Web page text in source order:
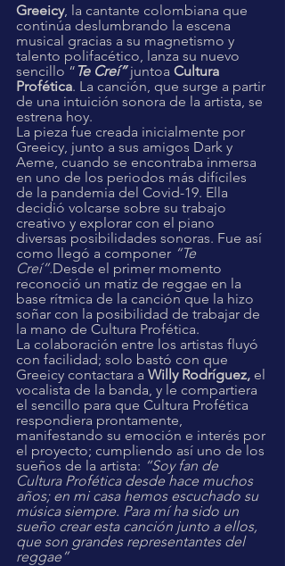
Greeicy, la cantante colombiana que
continúa deslumbrando la escena
musical gracias a su magnetismo y
talento polifacético, lanza su nuevo
sencillo “Te Creí” juntoa Cultura
Profética. La canción, que surge a partir
de una intuición sonora de la artista, se
estrena hoy.
La pieza fue creada inicialmente por
Greeicy, junto a sus amigos Dark y
Aeme, cuando se encontraba inmersa
en uno de los periodos más difíciles
de la pandemia del Covid-19. Ella
decidió volcarse sobre su trabajo
creativo y explorar con el piano
diversas posibilidades sonoras. Fue así
como llegó a componer “Te
Creí”.Desde el primer momento
reconoció un matiz de reggae en la
base rítmica de la canción que la hizo
soñar con la posibilidad de trabajar de
la mano de Cultura Profética.
La colaboración entre los artistas fluyó
con facilidad; solo bastó con que
Greeicy contactara a Willy Rodríguez, el
vocalista de la banda, y le compartiera
el sencillo para que Cultura Profética
respondiera prontamente,
manifestando su emoción e interés por
el proyecto; cumpliendo así uno de los
sueños de la artista: “Soy fan de
Cultura Profética desde hace muchos
años; en mi casa hemos escuchado su
música siempre. Para mí ha sido un
sueño crear esta canción junto a ellos,
que son grandes representantes del
reggae”